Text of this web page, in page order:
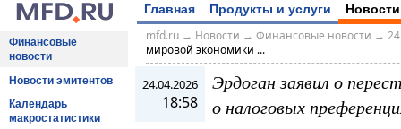
Главная Продукты и услуги Новости
Финансовые
новости
Новости эмитентов
Календарь
макростатистики
mfd.ru→ Новости → Финансовые новости →
мировой экономики ...
24.04.2026
18:58
Эрдоган заявил о
о налоговых